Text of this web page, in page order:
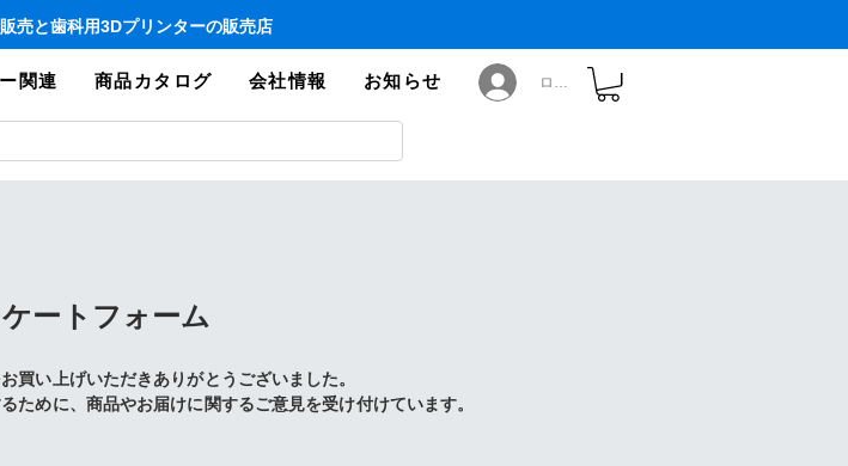
関連 商品カタログ 会社情報 お知らせ ログイン
売と歯科用3Dプリンターの販売店
ートフォーム
買い上げいただきありがとうございました。
ために、商品やお届けに関するご意見を受け付けています。